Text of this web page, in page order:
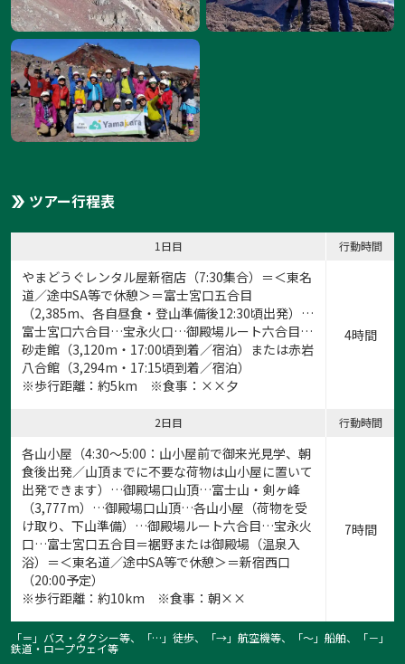
ツアー行程表
1日目 行動時間
やまどうぐレンタル屋新宿店 （7:30集合）＝＜東名
道／途中SA等で休憩＞＝富士宮口五合目
（2,385m、各自昼食・登山準備後12:30頃出発）…
富士宮口六合目…宝永火口…御殿場ルート六合目…
砂走館（3,120m・17:00頃到着／宿泊）または赤岩
八合館（3,294m・17:15頃到着／宿泊）
※歩行距離：約5km ※食事：××夕
4時間
2日目 行動時間
各山小屋（4:30～5:00：山小屋前で御来光見学、朝
食後出発／山頂までに不要な荷物は山小屋に置いて
出発できます）…御殿場口山頂…富士山・剣ヶ峰
（3,777m）…御殿場口山頂…各山小屋（荷物を受
け取り、下山準備）…御殿場ルート六合目…宝永火
口…富士宮口五合目＝裾野または御殿場（温泉入
浴）＝＜東名道／途中SA等で休憩＞＝新宿西口
（20:00予定）
※歩行距離：約10km ※食事：朝××
7時間
「＝」バス・タクシー等、「…」徒歩、「→」航空機等、「〜」船舶、「－」
鉄道・ロープウェイ等
1:富士宮口五合目からスタート！
1/9